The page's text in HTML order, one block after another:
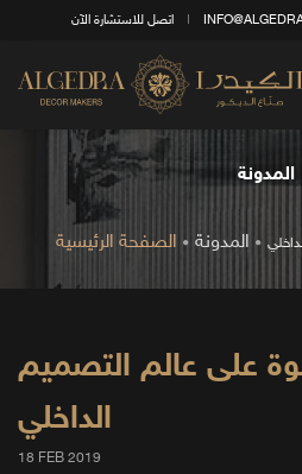
اتصل للاستشارة الآن
المدونة
الصفحة الرئيسية المدونة
على عالم التصميم
الداخلي
18 FEB 2019